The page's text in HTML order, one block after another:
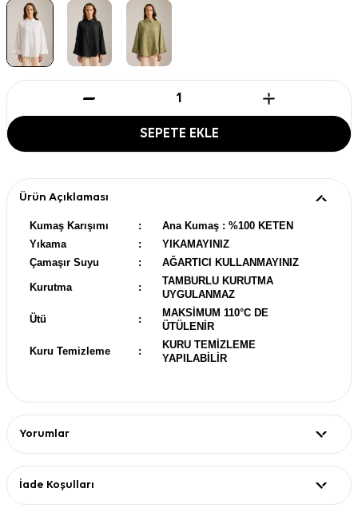
SEPETE EKLE
Ürün Açıklaması
Kumaş Karışımı :
Ana Kumaş : %100 KETEN
Yıkama
:
YIKAMAYINIZ
Çamaşır Suyu
: AĞARTICI KULLANMAYINIZ
Kurutma :
TAMBURLU KURUTMA
UYGULANMAZ
Ütü :
MAKSİMUM 110°C DE
ÜTÜLENİR
Kuru Temizleme :
KURU TEMİZLEME
YAPILABİLİR
Yorumlar
İade Koşulları